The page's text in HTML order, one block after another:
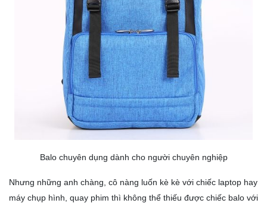
Balo chuyên dụng dành cho người chuyên nghiệp
Nhưng những anh chàng, cô nàng luốn kè kè với chiếc laptop hay
máy chụp hình, quay phim thì không thể thiếu được chiếc balo với